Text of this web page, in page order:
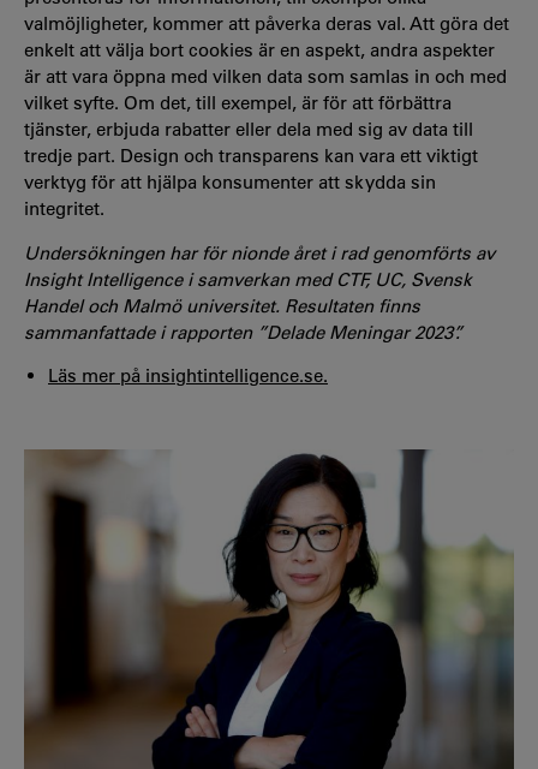
valmöjligheter, kommer att påverka deras val. Att göra det
enkelt att välja bort cookies är en aspekt, andra aspekter
är att vara öppna med vilken data som samlas in och med
vilket syfte. Om det, till exempel, är för att förbättra
tjänster, erbjuda rabatter eller dela med sig av data till
tredje part. Design och transparens kan vara ett viktigt
verktyg för att hjälpa konsumenter att skydda sin
integritet.
Undersökningen har för nionde året i rad genomförts av
Insight Intelligence i samverkan med CTF, UC, Svensk
Handel och Malmö universitet. Resultaten finns
sammanfattade i rapporten ”Delade Meningar 2023”.
Läs mer på insightintelligence.se.